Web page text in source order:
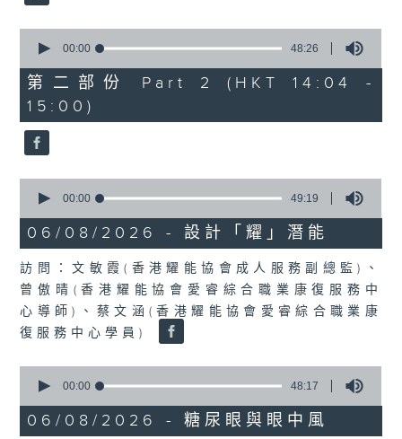
seconds
48
minutes,
26
seconds
00:00 48:26
第二部份 Part 2 (HKT 14:04 -
15:00)
seconds
49
minutes,
seconds
00:00 49:19
06/08/2026 - 設計「耀」潛能
訪問：文敏霞(香港耀能協會成人服務副總監)、
曾傲晴(香港耀能協會愛睿綜合職業康復服務中
心導師)、蔡文涵(香港耀能協會愛睿綜合職業康
復服務中心學員)
seconds
48
minutes,
00:00 48:17
06/08/2026 - 糖尿眼與眼中風